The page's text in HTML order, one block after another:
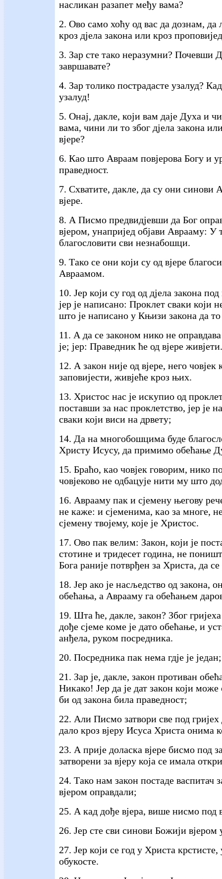
насликан разапет међу вама?
2. Ово само хоћу од вас да дознам,
кроз дјела закона или кроз
3. Зар сте тако неразумни? Почевши
завршавате?
4. Зар толико пострадасте узалуд?
узалуд!
5. Онај, дакле, који вам даје Духа и
вама, чини ли то због дјела закона
вјере?
6. Као што Авраам повјерова Богу и
праведност.
7. Схватите, дакле, да су они синови
вјере.
8. А Писмо предвидјевши да Бог
вјером, унапријед објави Аврааму: У
благословити сви незнабошци.
9. Тако се они који су од вјере
Авраамом.
10. Јер који су год од дјела закона
јер је написано: Проклет сваки који
што је написано у Књизи закона да
11. А да се законом нико не
је; јер: Праведник ће од вјере живјети.
12. А закон није од вјере, него човјек
заповијести, живјеће кроз њих.
13. Христос нас је искупио од
поставши за нас проклетство, јер је
сваки који виси на дрвету;
14. Да на многобошцима буде
Христу Исусу, да примимо обећање
15. Браћо, као човјек говорим, нико
човјеково не одбацује нити му што
16. Аврааму пак и сјемену његову
не каже: и сјеменима, као за многе,
сјемену твојему, које је Христос.
17. Ово пак велим: Закон, који је
стотине и тридесет година, не
Бога раније потврђен за Христа, да
18. Јер ако је насљедство од закона,
обећања, а Аврааму га обећањем
19. Шта ће, дакле, закон? Због
дође сјеме коме је дато обећање, и
анђела, руком посредника.
20. Посредника пак нема гдје је
21. Зар је, дакле, закон противан
Никако! Јер да је дат закон који
би од закона била праведност;
22. Али Писмо затвори све под
дало кроз вјеру Исуса Христа онима
23. А прије доласка вјере бисмо под
затворени за вјеру која се имала
24. Тако нам закон постаде васпитач
вјером оправдали;
25. А кад дође вјера, више нисмо под
26. Јер сте сви синови Божији
27. Јер који се год у Христа
обукосте.